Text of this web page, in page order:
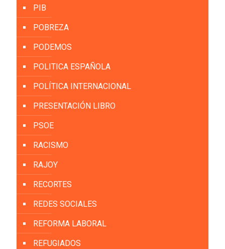
PIB
POBREZA
PODEMOS
POLITICA ESPAÑOLA
POLÍTICA INTERNACIONAL
PRESENTACIÓN LIBRO
PSOE
RACISMO
RAJOY
RECORTES
REDES SOCIALES
REFORMA LABORAL
REFUGIADOS